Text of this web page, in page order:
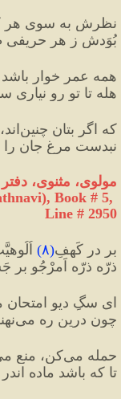
نظرش به سویِ هر
بُوَدش زِ هر
همه عمر خوار باشد
هله تا تو رو
که اگر بتان چنین‌اند، زِ شهِ تو خوشه چینند
نبدست مرغِ جان را
مولوی، مثنوی، دفتر
Book # 5,
Line # 2950
بر درِ کَهفِ(۸)
ذرّه ذرّه اَمرْجُو بر
ای سگِ دیو امتحان می‌کن
چون درین ره می‌نهند این خلق پا
حمله می‌کن، منع می‌کن، می‌نگر
تا که باشد ماده